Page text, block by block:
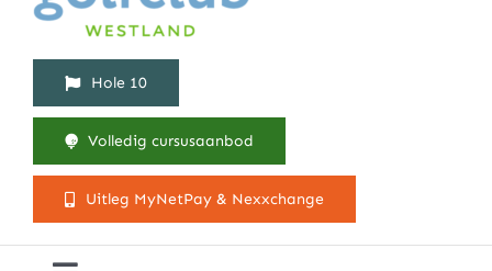
Hole 10
Volledig cursusaanbod
Uitleg MyNetPay & Nexxchange